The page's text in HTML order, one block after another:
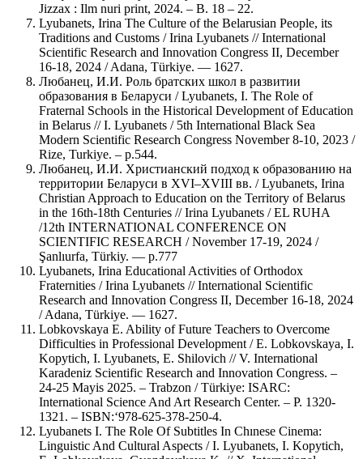
Jizzax : Ilm nuri print, 2024. – B. 18 – 22.
Lyubanets, Irina The Culture of the Belarusian People, its
Traditions and Customs / Irina Lyubanets // International
Scientific Research and Innovation Congress II, December
16-18, 2024 / Adana, Türkiye. — 1627.
Любанец, И.И. Роль братских школ в развитии
образования в Беларуси / Lyubanets, I. The Role of
Fraternal Schools in the Historical Development of Education
in Belarus // I. Lyubanets / 5th International Black Sea
Modern Scientific Research Congress November 8-10, 2023 /
Rize, Turkiye. – p.544.
Любанец, И.И. Христианский подход к образованию на
территории Беларуси в XVI–XVIII вв. / Lyubanets, Irina
Christian Approach to Education on the Territory of Belarus
in the 16th-18th Centuries // Irina Lyubanets / EL RUHA
/12th INTERNATIONAL CONFERENCE ON
SCIENTIFIC RESEARCH / November 17-19, 2024 /
Şanlıurfa, Türkiy. — p.777
Lyubanets, Irina Educational Activities of Orthodox
Fraternities / Irina Lyubanets // International Scientific
Research and Innovation Congress II, December 16-18, 2024
/ Adana, Türkiye. — 1627.
Lobkovskaya E. Ability of Future Teachers to Overcome
Difficulties in Professional Development / E. Lobkovskaya, I.
Kopytich, I. Lyubanets, E. Shilovich // V. International
Karadeniz Scientific Research and Innovation Congress. –
24-25 Mayis 2025. – Trabzon / Türkiye: ISARC:
International Science And Art Research Center. – Р. 1320-
1321. – ISBN:‘978-625-378-250-4.
Lyubanets I. The Role Of Subtitles In Chınese Cinema:
Linguistic And Cultural Aspects / I. Lyubanets, I. Kopytich,